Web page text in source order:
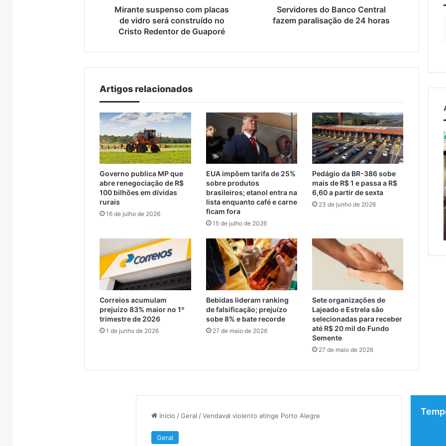
Cristo
Redentor
Mirante suspenso com placas
de vidro será construído no
Cristo Redentor de Guaporé
Servidores do Banco Central
fazem paralisação de 24 horas
Artigos relacionados
Governo publica MP que
abre renegociação de R$
100 bilhões em dívidas
rurais
16 de julho de 2026
EUA impõem tarifa de 25%
sobre produtos
brasileiros; etanol entra na
lista enquanto café e carne
ficam fora
15 de julho de 2026
Pedágio da BR-386 sobe
mais de R$ 1 e passa a R$
6,60 a partir de sexta
23 de junho de 2026
Correios acumulam
prejuízo 83% maior no 1º
trimestre de 2026
1 de junho de 2026
Bebidas lideram ranking
de falsificação; prejuízo
sobe 8% e bate recorde
27 de maio de 2026
Sete organizações de
Lajeado e Estrela são
selecionadas para receber
até R$ 20 mil do Fundo
Semente
27 de maio de 2026
Prefeitos recebem
secretário nacional da
Defesa Civil e discutem
travessia provisória entre
Justiça
condena
ex-
Pegari
quatro
de
reclusão
por
declaração
considerada
racista
Justiça condena ex-
vereador Pegari a mais de
quatro anos de reclusão
por declaração
considerada racista
Campeonato
Municipal
de
começa
neste
fim
de
Encantado
6 de agosto de 2026
Campeonato Municipal de